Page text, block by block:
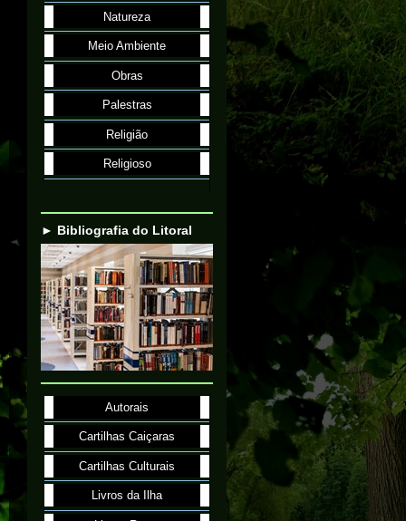
Natureza
Meio Ambiente
Obras
Palestras
Religião
Religioso
► Bibliografia do Litoral
Autorais
Cartilhas Caiçaras
Cartilhas Culturais
Livros da Ilha